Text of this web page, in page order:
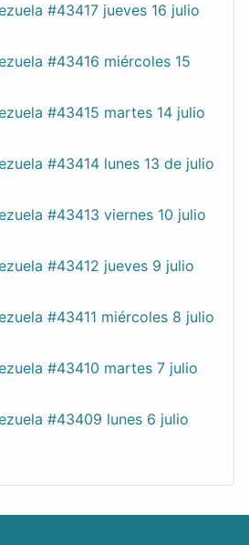
#43417 jueves 16 julio
#43416 miércoles 15
#43415 martes 14 julio
#43414 lunes 13 de julio
#43413 viernes 10 julio
#43412 jueves 9 julio
#43411 miércoles 8 julio
#43410 martes 7 julio
#43409 lunes 6 julio